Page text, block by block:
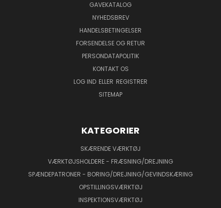
GAVEKATALOG
NYHEDSBREV
HANDELSBETINGELSER
FORSENDELSE OG RETUR
PERSONDATAPOLITIK
KONTAKT OS
LOG IND ELLER REGISTRER
SITEMAP
KATEGORIER
SKÆRENDE VÆRKTØJ
VÆRKTØJSHOLDERE - FRÆSNING/DREJNING
SPÆNDEPATRONER - BORING/DREJNING/GEVINDSKÆRING
OPSTILLINGSVÆRKTØJ
INSPEKTIONSVÆRKTØJ